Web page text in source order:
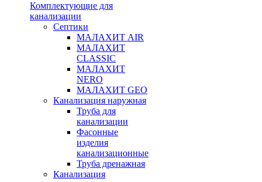
Комплектующие для
канализации
Септики
МАЛАХИТ AIR
МАЛАХИТ
CLASSIC
МАЛАХИТ
NERO
МАЛАХИТ GEO
Канализация наружная
Труба для
канализации
Фасонные
изделия
канализационные
Труба дренажная
Канализация